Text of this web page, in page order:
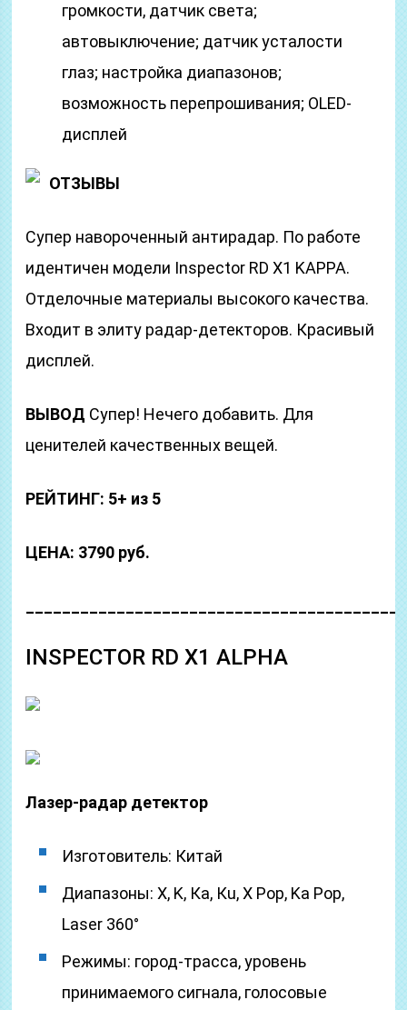
громкости, датчик света;
автовыключение; датчик усталости
глаз; настройка диапазонов;
возможность перепрошивания; OLED-
дисплей
ОТЗЫВЫ
Супер навороченный антирадар. По работе
идентичен модели Inspector RD X1 KAPPA.
Отделочные материалы высокого качества.
Входит в элиту радар-детекторов. Красивый
дисплей.
ВЫВОД Супер! Нечего добавить. Для
ценителей качественных вещей.
РЕЙТИНГ: 5+ из 5
ЦЕНА: 3790 руб.
INSPECTOR RD X1 ALPHA
Лазер-радар детектор
Изготовитель: Китай
Диапазоны: Х, K, Ка, Кu, X Pop, Ka Pop,
Laser 360°
Режимы: город-трасса, уровень
принимаемого сигнала, голосовые